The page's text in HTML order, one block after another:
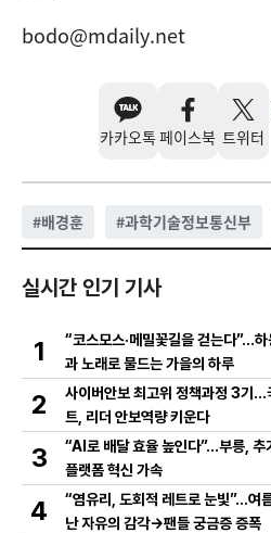
bodo@mdaily.net
카카오톡 페이스북 트위터
#배경훈 #과학기술정보통신부
실시간 인기 기사
1
“코스모스·메밀꽃길을 걷는다”…
과 노래로 물드는 가을의 하루
2
사이버안보 최고위 정책과정 3기…
트, 리더 안보역량 키운다
3
“AI로 배달 효율 높인다”…부릉, 추
플랫폼 혁신 가속
4
“염유리, 도회적 레트로 눈빛”…여
난 자유의 감각→팬들 궁금증 증폭